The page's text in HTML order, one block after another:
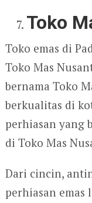
Toko
Toko emas di
Toko Mas
bernama Toko
berkualitas di
perhiasan yang
di Toko Mas
Dari cincin,
perhiasan emas